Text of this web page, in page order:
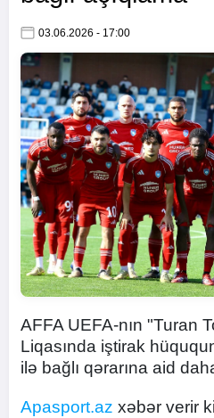
03.06.2026 - 17:00
AFFA UEFA-nın "Turan
Liqasında iştirak
ilə bağlı qərarına aid
Apasport.az xəbər verir